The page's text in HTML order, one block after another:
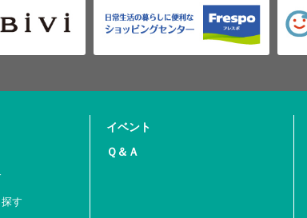
す
イベント
Ｑ＆Ａ